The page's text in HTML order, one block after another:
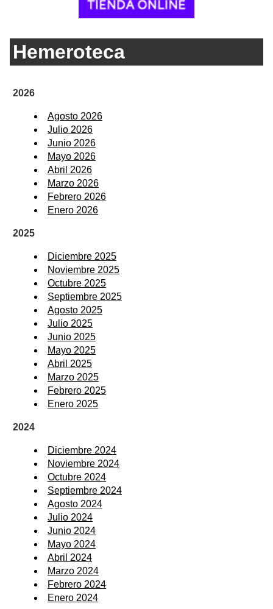
Hemeroteca
2026
Agosto 2026
Julio 2026
Junio 2026
Mayo 2026
Abril 2026
Marzo 2026
Febrero 2026
Enero 2026
2025
Diciembre 2025
Noviembre 2025
Octubre 2025
Septiembre 2025
Agosto 2025
Julio 2025
Junio 2025
Mayo 2025
Abril 2025
Marzo 2025
Febrero 2025
Enero 2025
2024
Diciembre 2024
Noviembre 2024
Octubre 2024
Septiembre 2024
Agosto 2024
Julio 2024
Junio 2024
Mayo 2024
Abril 2024
Marzo 2024
Febrero 2024
Enero 2024